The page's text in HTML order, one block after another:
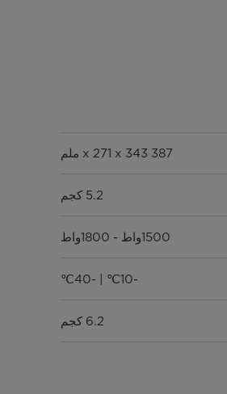
387 x 271 x 343 ملم
5.2 كجم
1500واط - 1800واط
-10℃ | -40℃
6.2 كجم